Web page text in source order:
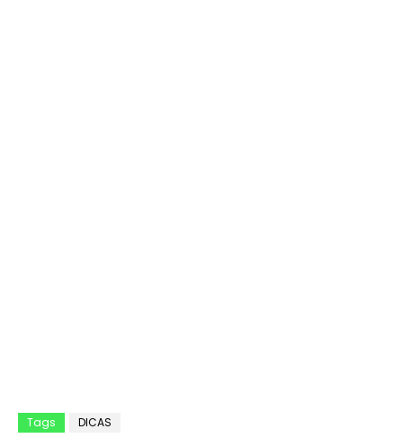
Tags DICAS